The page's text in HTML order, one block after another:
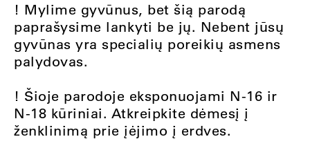
! Mylime gyvūnus, bet šią parodą
paprašysime lankyti be jų. Nebent jūsų
gyvūnas yra specialių poreikių asmens
palydovas.
! Šioje parodoje eksponuojami N-16 ir
N-18 kūriniai. Atkreipkite dėmesį į
ženklinimą prie įėjimo į erdves.